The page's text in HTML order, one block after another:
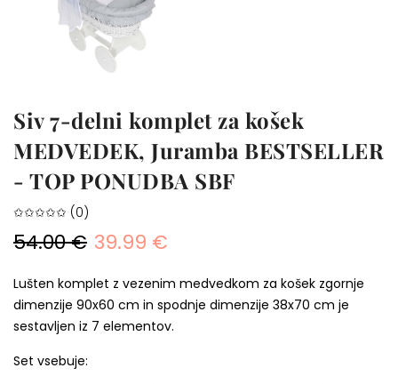
Siv 7-delni komplet za košek
MEDVEDEK, Juramba BESTSELLER
- TOP PONUDBA SBF
✩✩✩✩✩ (0)
39.99 €
54.00 €
Lušten komplet z vezenim medvedkom za košek zgornje
dimenzije 90x60 cm in spodnje dimenzije 38x70 cm je
sestavljen iz 7 elementov.
Set vsebuje: